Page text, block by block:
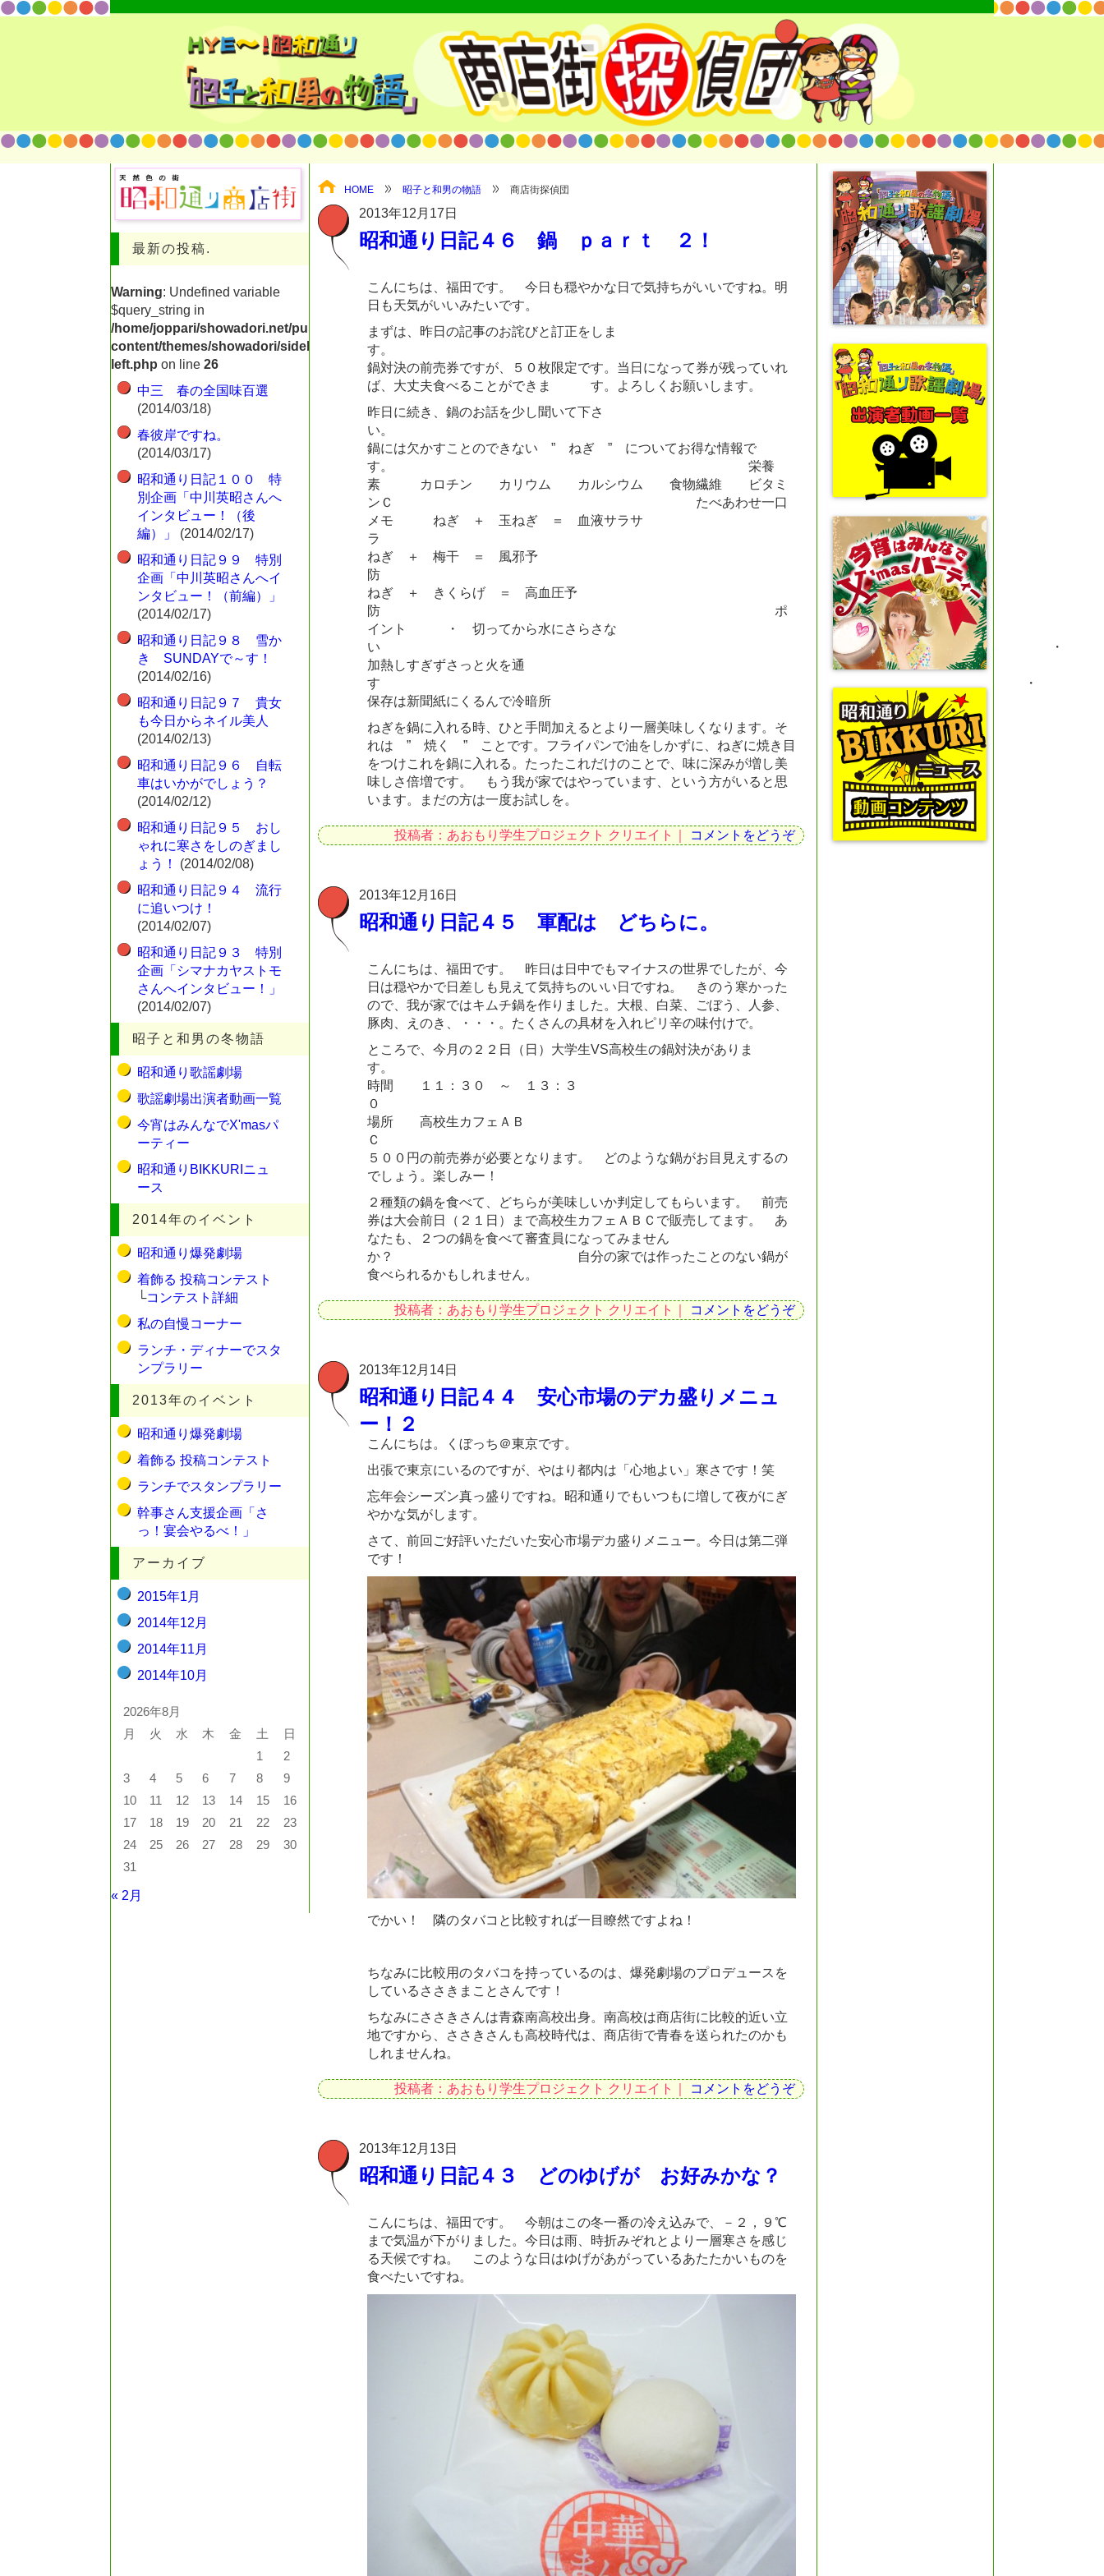
最新の投稿.
Warning: Undefined variable
$query_string in
/home/joppari/showadori.net/public_html/shop/wp-
content/themes/showadori/sidebar-
left.php on line26
中三 春の全国味百選
(2014/03/18)
春彼岸ですね。
(2014/03/17)
昭和通り日記１００ 特
別企画「中川英昭さんへ
インタビュー！（後
編）」
(2014/02/17)
昭和通り日記９９ 特別
企画「中川英昭さんへイ
ンタビュー！（前編）」
(2014/02/17)
昭和通り日記９８ 雪か
き SUNDAYで～す！
(2014/02/16)
昭和通り日記９７ 貴女
も今日からネイル美人
(2014/02/13)
昭和通り日記９６ 自転
車はいかがでしょう？
(2014/02/12)
昭和通り日記９５ おし
ゃれに寒さをしのぎまし
ょう！
(2014/02/08)
昭和通り日記９４ 流行
に追いつけ！
(2014/02/07)
昭和通り日記９３ 特別
企画「シマナカヤストモ
さんへインタビュー！」
(2014/02/07)
昭子と和男の冬物語
昭和通り歌謡劇場
歌謡劇場出演者動画一覧
今宵はみんなでX'masパ
ーティー
昭和通りBIKKURIニュ
ース
2014年のイベント
昭和通り爆発劇場
着飾る 投稿コンテスト
└コンテスト詳細
私の自慢コーナー
ランチ・ディナーでスタ
ンプラリー
2013年のイベント
昭和通り爆発劇場
着飾る 投稿コンテスト
ランチでスタンプラリー
幹事さん支援企画「さ
っ！宴会やるべ！」
アーカイブ
2015年1月
2014年12月
2014年11月
2014年10月
2026年8月
月
火 水 木 金 土
日
1
2
3
4 5 6 7 8
9
10
11 12 13 14 15
16
17
18 19 20 21 22
23
24
25 26 27 28 29
30
31
« 2月
HOME 昭子と和男の物語 商店街探偵団
2013年12月17日
昭和通り日記４６ 鍋 ｐａｒｔ ２！
こんにちは、福田です。 今日も穏やかな日で気持ちがいいですね。明
日も天気がいいみたいです。
まずは、昨日の記事のお詫びと訂正をしま
す。
鍋対決の前売券ですが、５０枚限定です。当日になって券が残っていれ
ば、大丈夫食べることができま す。よろしくお願いします。
昨日に続き、鍋のお話を少し聞いて下さ
い。
鍋には欠かすことのできない ” ねぎ ” についてお得な情報で
す。 栄養
素 カロチン カリウム カルシウム 食物繊維 ビタミ
ンＣ たべあわせ一口
メモ ねぎ ＋ 玉ねぎ ＝ 血液サラサ
ラ
ねぎ ＋ 梅干 ＝ 風邪予
防
ねぎ ＋ きくらげ ＝ 高血圧予
防 ポ
イント ・ 切ってから水にさらさな
い ・
加熱しすぎずさっと火を通
す ・
保存は新聞紙にくるんで冷暗所
ねぎを鍋に入れる時、ひと手間加えるとより一層美味しくなります。そ
れは ” 焼く ” ことです。フライパンで油をしかずに、ねぎに焼き目
をつけこれを鍋に入れる。たったこれだけのことで、味に深みが増し美
味しさ倍増です。 もう我が家ではやっています、という方がいると思
います。まだの方は一度お試しを。
投稿者：あおもり学生プロジェクト クリエイト｜ コメントをどうぞ
2013年12月16日
昭和通り日記４５ 軍配は どちらに。
こんにちは、福田です。 昨日は日中でもマイナスの世界でしたが、今
日は穏やかで日差しも見えて気持ちのいい日ですね。 きのう寒かった
ので、我が家ではキムチ鍋を作りました。大根、白菜、ごぼう、人参、
豚肉、えのき、・・・。たくさんの具材を入れピリ辛の味付けで。
ところで、今月の２２日（日）大学生VS高校生の鍋対決がありま
す。
時間 １１：３０ ～ １３：３
０
場所 高校生カフェＡＢ
Ｃ
５００円の前売券が必要となります。 どのような鍋がお目見えするの
でしょう。楽しみー！
２種類の鍋を食べて、どちらが美味しいか判定してもらいます。 前売
券は大会前日（２１日）まで高校生カフェＡＢＣで販売してます。 あ
なたも、２つの鍋を食べて審査員になってみません
か？ 自分の家では作ったことのない鍋が
食べられるかもしれません。
投稿者：あおもり学生プロジェクト クリエイト｜ コメントをどうぞ
2013年12月14日
昭和通り日記４４ 安心市場のデカ盛りメニュ
ー！２
こんにちは。くぼっち＠東京です。
出張で東京にいるのですが、やはり都内は「心地よい」寒さです！笑
忘年会シーズン真っ盛りですね。昭和通りでもいつもに増して夜がにぎ
やかな気がします。
さて、前回ご好評いただいた安心市場デカ盛りメニュー。今日は第二弾
です！
でかい！ 隣のタバコと比較すれば一目瞭然ですよね！
ちなみに比較用のタバコを持っているのは、爆発劇場のプロデュースを
しているささきまことさんです！
ちなみにささきさんは青森南高校出身。南高校は商店街に比較的近い立
地ですから、ささきさんも高校時代は、商店街で青春を送られたのかも
しれませんね。
投稿者：あおもり学生プロジェクト クリエイト｜ コメントをどうぞ
2013年12月13日
昭和通り日記４３ どのゆげが お好みかな？
こんにちは、福田です。 今朝はこの冬一番の冷え込みで、－２，９℃
まで気温が下がりました。今日は雨、時折みぞれとより一層寒さを感じ
る天候ですね。 このような日はゆげがあがっているあたたかいものを
食べたいですね。